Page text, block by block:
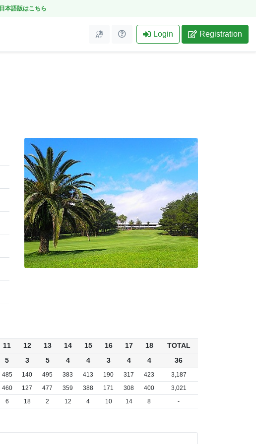
日本語版はこちら
Login Registration
11 12 13 14 15 16 17 18
TOTAL
5 3 5 4 4 3 4 4 36
485 140 495 383 413 190 317 423
3,187
460 127 477 359 388 171 308 400
3,021
6 18 2 12 4 10 14 8 -